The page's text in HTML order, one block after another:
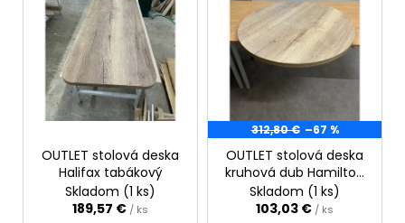
OUTLET stolová deska
Halifax tabákový
Skladom (1 ks)
189,57 € / ks
312,80 € –67 %
OUTLET stolová deska
kruhová dub Hamilton
přírodní průměr 1100
mm
Skladom (1 ks)
103,03 € / ks
STOLOVÁ
BARDOLINO